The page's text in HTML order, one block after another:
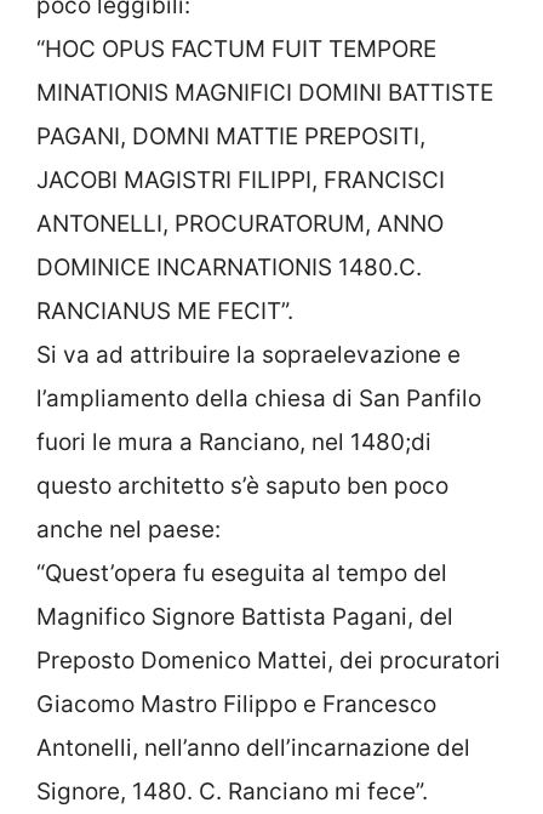
“HOC OPUS FACTUM FUIT TEMPORE
MINATIONIS MAGNIFICI DOMINI BATTISTE
PAGANI, DOMNI MATTIE PREPOSITI,
JACOBI MAGISTRI FILIPPI, FRANCISCI
ANTONELLI, PROCURATORUM, ANNO
DOMINICE INCARNATIONIS 1480.C.
RANCIANUS ME FECIT”.
Si va ad attribuire la sopraelevazione e
l’ampliamento della chiesa di San Panfilo
fuori le mura a Ranciano, nel 1480;di
questo architetto s’è saputo ben poco
anche nel paese:
“Quest’opera fu eseguita al tempo del
Magnifico Signore Battista Pagani, del
Preposto Domenico Mattei, dei procuratori
Giacomo Mastro Filippo e Francesco
Antonelli, nell’anno dell’incarnazione del
Signore, 1480. C. Ranciano mi fece”.